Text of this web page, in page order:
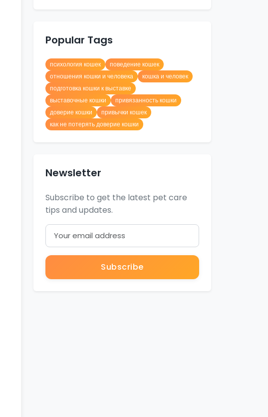
Popular Tags
психология кошек
поведение кошек
отношения кошки и человека
кошка и человек
подготовка кошки к выставке
выставочные кошки
привязанность кошки
доверие кошки
привычки кошек
как не потерять доверие кошки
Newsletter
Subscribe to get the latest pet care
tips and updates.
Subscribe